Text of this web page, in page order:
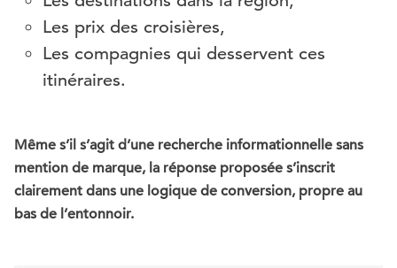
Les prix des croisières,
Les compagnies qui desservent ces
itinéraires.
Même s’il s’agit d’une recherche informationnelle sans
mention de marque, la réponse proposée s’inscrit
clairement dans une logique de conversion, propre au
bas de l’entonnoir.